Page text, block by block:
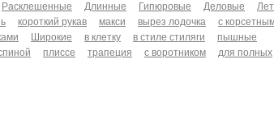
Расклешенные Длинные Гипюровые Деловые
короткий рукав макси вырез лодочка
с
Широкие в клетку в стиле стиляги
пышные
плиссе трапеция с воротником
для полных